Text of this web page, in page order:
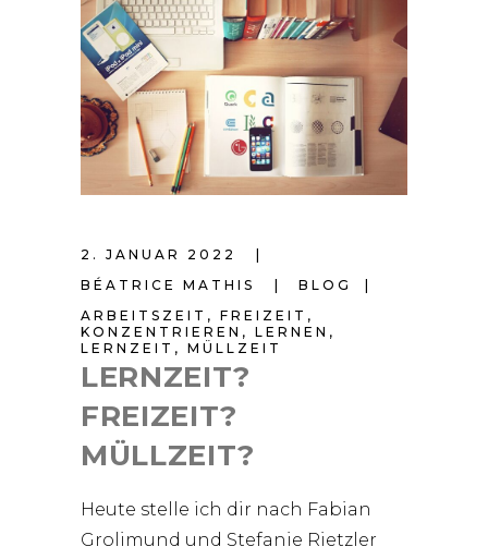
2. JANUAR 2022
BÉATRICE MATHIS
BLOG
ARBEITSZEIT , FREIZEIT ,
KONZENTRIEREN , LERNEN ,
LERNZEIT , MÜLLZEIT
LERNZEIT?
FREIZEIT?
MÜLLZEIT?
Heute stelle ich dir nach Fabian
Grolimund und Stefanie Rietzler